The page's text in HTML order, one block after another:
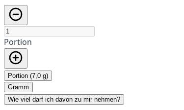
Portion
Portion (7,0 g)
Gramm
Wie viel darf ich davon zu mir nehmen?